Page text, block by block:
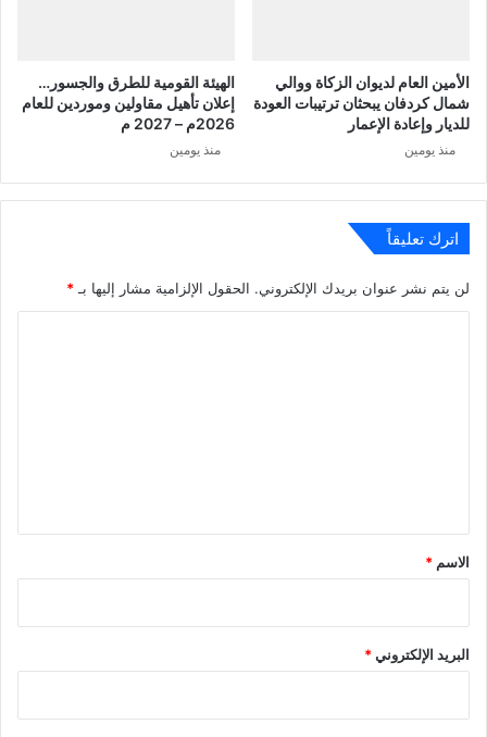
الأمين العام لديوان الزكاة ووالي
شمال كردفان يبحثان ترتيبات العودة
للديار وإعادة الإعمار
منذ يومين
الهيئة القومية للطرق والجسور…
إعلان تأهيل مقاولين وموردين للعام
2026م – 2027 م
منذ يومين
اترك تعليقاً
لن يتم نشر عنوان بريدك الإلكتروني. الحقول الإلزامية مشار إليها بـ*
*
الاسم *
البريد الإلكتروني*